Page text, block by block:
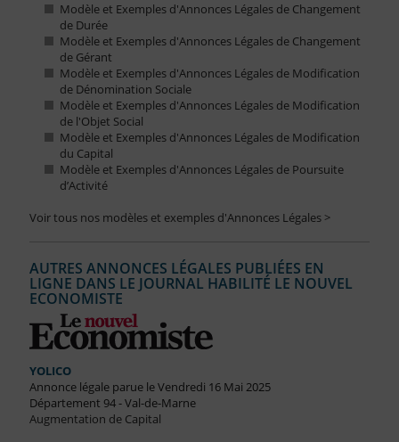
Modèle et Exemples d'Annonces Légales de Changement
de Durée
Modèle et Exemples d'Annonces Légales de Changement
de Gérant
Modèle et Exemples d'Annonces Légales de Modification
de Dénomination Sociale
Modèle et Exemples d'Annonces Légales de Modification
de l'Objet Social
Modèle et Exemples d'Annonces Légales de Modification
du Capital
Modèle et Exemples d'Annonces Légales de Poursuite
d’Activité
Voir tous nos modèles et exemples d'Annonces Légales >
AUTRES ANNONCES LÉGALES PUBLIÉES EN
LIGNE DANS LE JOURNAL HABILITÉ LE NOUVEL
ECONOMISTE
YOLICO
Annonce légale parue le Vendredi 16 Mai 2025
Département 94 - Val-de-Marne
Augmentation de Capital